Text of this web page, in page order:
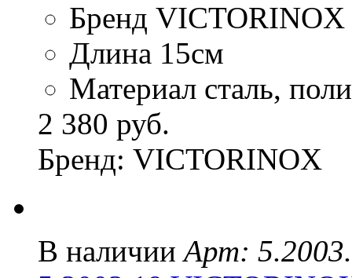
Бренд VICTORINOX
Длина 15см
Материал сталь,
2 380 руб.
Бренд: VICTORINOX
В наличии Арт: